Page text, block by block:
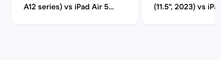
A12 series) vs iPad Air 5
(11.5", 2023) vs